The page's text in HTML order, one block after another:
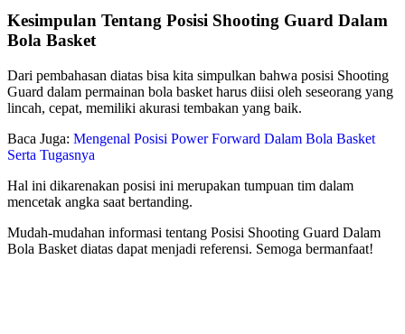
Kesimpulan Tentang Posisi Shooting Guard Dalam
Bola Basket
Dari pembahasan diatas bisa kita simpulkan bahwa posisi Shooting
Guard dalam permainan bola basket harus diisi oleh seseorang yang
lincah, cepat, memiliki akurasi tembakan yang baik.
Baca Juga: Mengenal Posisi Power Forward Dalam Bola Basket
Serta Tugasnya
Hal ini dikarenakan posisi ini merupakan tumpuan tim dalam
mencetak angka saat bertanding.
Mudah-mudahan informasi tentang Posisi Shooting Guard Dalam
Bola Basket diatas dapat menjadi referensi. Semoga bermanfaat!